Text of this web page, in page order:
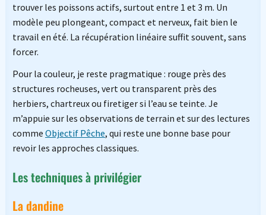
trouver les poissons actifs, surtout entre 1 et 3 m. Un
modèle peu plongeant, compact et nerveux, fait bien le
travail en été. La récupération linéaire suffit souvent, sans
forcer.
Pour la couleur, je reste pragmatique : rouge près des
structures rocheuses, vert ou transparent près des
herbiers, chartreux ou firetiger si l’eau se teinte. Je
m’appuie sur les observations de terrain et sur des lectures
comme Objectif Pêche, qui reste une bonne base pour
revoir les approches classiques.
Les techniques à privilégier
La dandine